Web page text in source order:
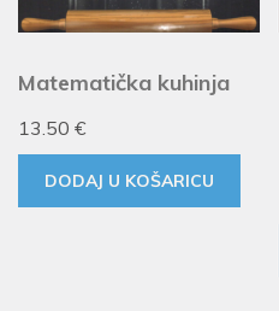
Matematička kuhinja
13.50 €
DODAJ U KOŠARICU